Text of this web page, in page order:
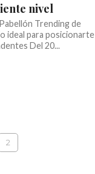
nivel
Trending de
ideal para posicionarte
Del 20...
2